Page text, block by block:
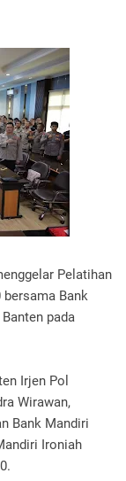
Pelatihan
bersama Bank
pada
Irjen Pol
Wirawan,
Bank Mandiri
Ironiah